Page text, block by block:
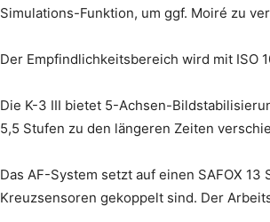
Simulations-Funktion, um ggf. Moiré zu
Der Empfindlichkeitsbereich wird mit ISO
Die K-3 III bietet 5-Achsen-
5,5 Stufen zu den längeren Zeiten
Das AF-System setzt auf einen SAFOX
Kreuzsensoren gekoppelt sind. Der